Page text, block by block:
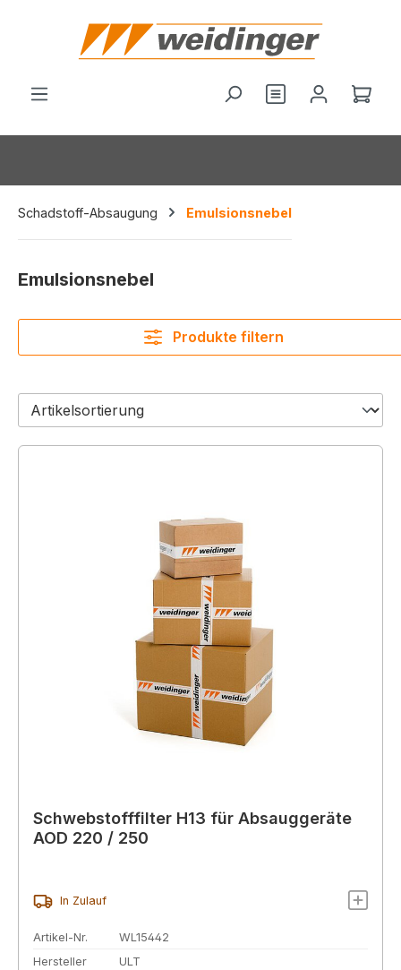
springen
Du hast 0
Schadstoff-Absaugung Emulsionsnebel
Emulsionsnebel
Produkte filtern
Schwebstofffilter H13 für Absauggeräte
AOD 220 / 250
In Zulauf
Artikel-Nr.
WL15442
Hersteller
ULT